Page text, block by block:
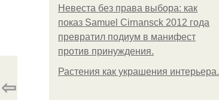
Невеста без права выбора: как
показ Samuel Cirnansck 2012 года
превратил подиум в манифест
против принуждения.
Растения как украшения интерьера.
⇦